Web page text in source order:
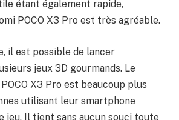
étant également rapide,
POCO X3 Pro est très agréable.
il est possible de lancer
jeux 3D gourmands. Le
X3 Pro est beaucoup plus
utilisant leur smartphone
jeu. Il tient sans aucun souci toute